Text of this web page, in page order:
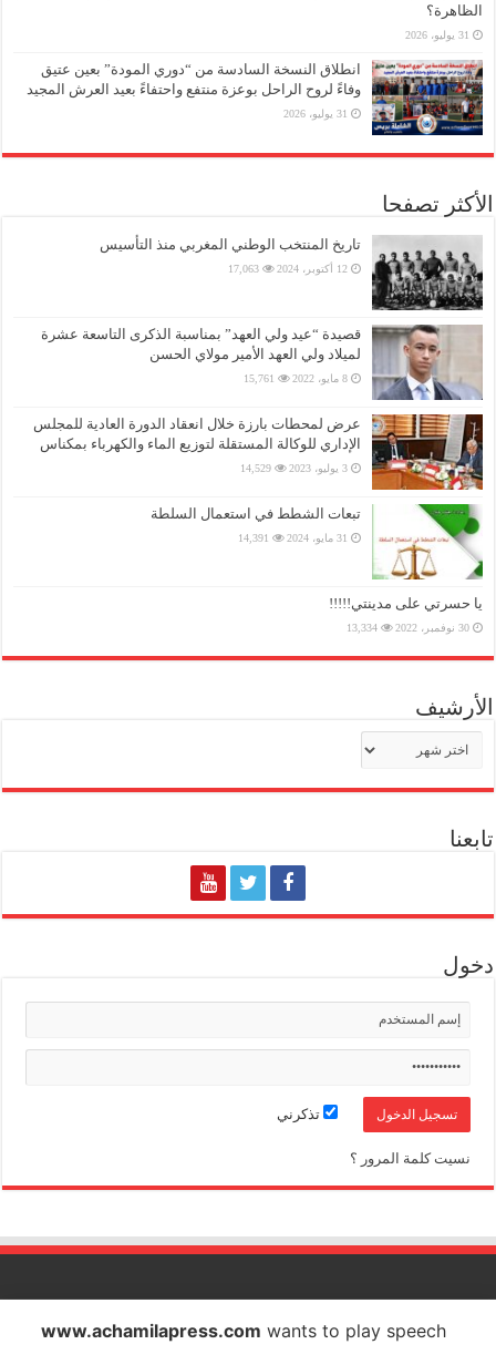
الظاهرة؟
31 يوليو، 2026
انطلاق النسخة السادسة من “دوري المودة” بعين عتيق
وفاءً لروح الراحل بوعزة منتفع واحتفاءً بعيد العرش المجيد
31 يوليو، 2026
الأكثر تصفحا
تاريخ المنتخب الوطني المغربي منذ التأسيس
12 أكتوبر، 2024 17,063
قصيدة “عيد ولي العهد” بمناسبة الذكرى التاسعة عشرة
لميلاد ولي العهد الأمير مولاي الحسن
8 مايو، 2022 15,761
عرض لمحطات بارزة خلال انعقاد الدورة العادية للمجلس
الإداري للوكالة المستقلة لتوزيع الماء والكهرباء بمكناس
3 يوليو، 2023 14,529
تبعات الشطط في استعمال السلطة
31 مايو، 2024 14,391
يا حسرتي على مدينتي!!!!!
30 نوفمبر، 2022 13,334
الأرشيف
تابعنا
دخول
تذكرني
نسيت كلمة المرور ؟
الشاملة بريس تصدر عن شركة الشاملة بريس للاتصال والاشهار
www.achamilapress.com wants to play speech